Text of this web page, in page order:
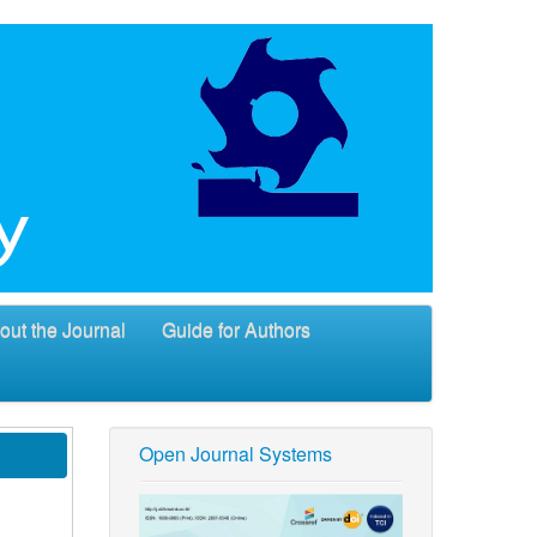
the Journal Guide for Authors
Open Journal Systems